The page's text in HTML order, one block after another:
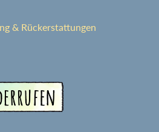
& Rückerstattungen